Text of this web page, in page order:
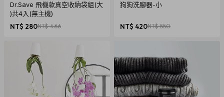
Dr.Save 飛機款真空收納袋組(大
)共4入(無主機)
NT$ 280NT$ 466
狗狗洗腳器-小
NT$ 420NT$ 550